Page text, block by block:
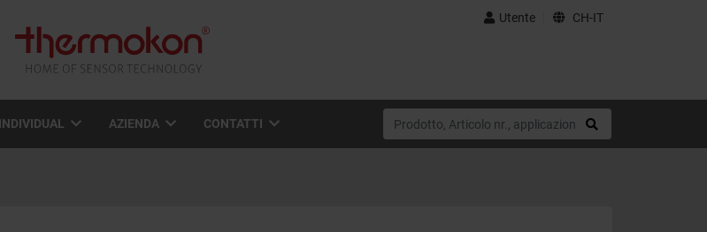
Utente CH-IT
INDIVIDUAL AZIENDA CONTATTI